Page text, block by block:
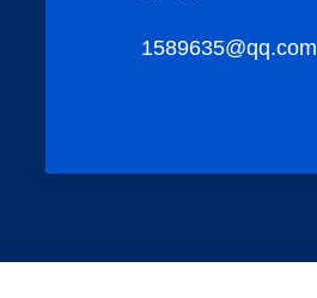
1589635@qq.com